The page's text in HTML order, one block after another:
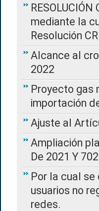
mediante la
Resolución
Alcance al
2022
Proyecto gas
importación
Ajuste al
Ampliación
De 2021 Y
Por la cual
usuarios no
redes.